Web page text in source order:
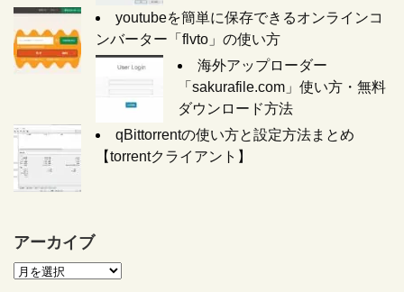
youtubeを簡単に保存できるオンラインコ
ンバーター「flvto」の使い方
海外アップローダー
「sakurafile.com」使い方・無料
ダウンロード方法
qBittorrentの使い方と設定方法まとめ
【torrentクライアント】
アーカイブ